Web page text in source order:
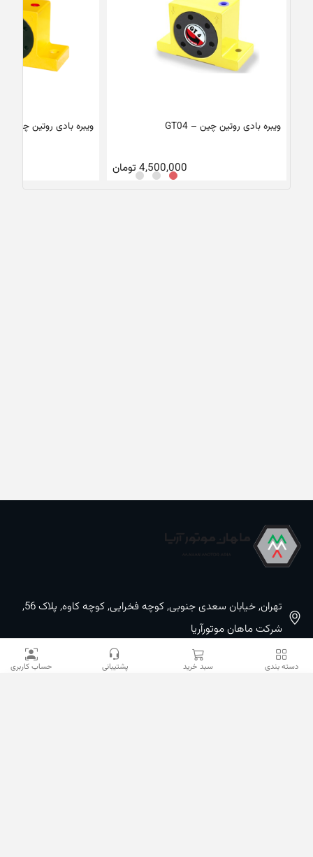
دسته بندی سبد خرید پشتیبانی حساب کاربری
ویبره بادی روتین چین – GT04
4,500,000 تومان
ویبره بادی روتین چین – GT60
تهران, خیابان سعدی جنوبی, کوچه فخرایی, کوچه کاوه, پلاک 56,
شرکت ماهان موتورآریا
09100533887 / 02133933400